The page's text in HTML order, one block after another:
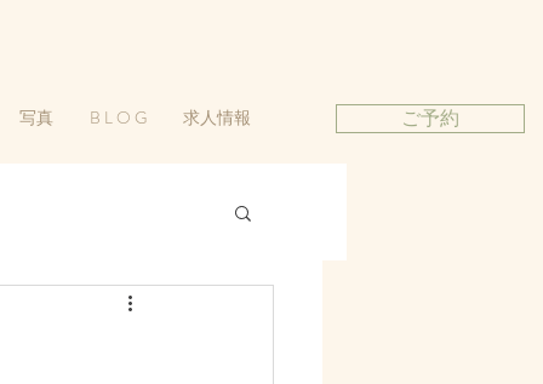
ご予約
写真 B L O G 求人情報